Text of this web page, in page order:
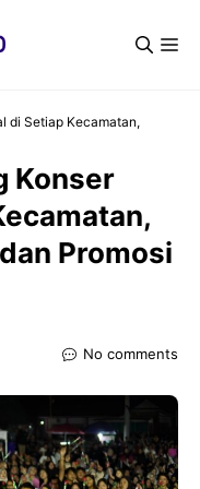
di Setiap Kecamatan,
Konser
Promosi
No comments